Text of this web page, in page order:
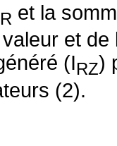
R et la
et de
(IRZ)
(2).